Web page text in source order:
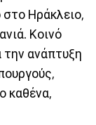
Ηράκλειο,
Κοινό
ανάπτυξη
καθένα,